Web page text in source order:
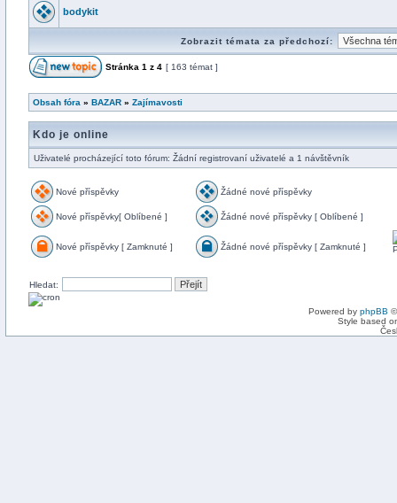
bodykit
Zobrazit témata za předchozí:
Stránka 1 z 4 [ 163 témat ]
Obsah fóra » BAZAR » Zajímavosti
Kdo je online
Uživatelé procházející toto fórum: Žádní registrovaní uživatelé a 1 návštěvník
Nové příspěvky Žádné nové příspěvky
Nové příspěvky[ Oblíbené ] Žádné nové příspěvky [ Oblíbené ]
Nové příspěvky [ Zamknuté ] Žádné nové příspěvky [ Zamknuté ]
Hledat:
Powered by phpBB
Style based